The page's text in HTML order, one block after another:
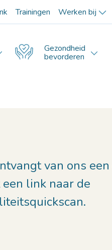
Trainingen Werken bij
Gezondheid
bevorderen
van ons
een link naar de